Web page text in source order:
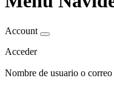
Account
Acceder
Nombre de usuario o